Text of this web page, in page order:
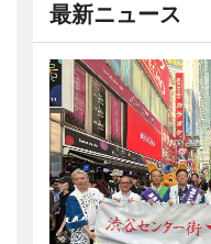
最新ニュース